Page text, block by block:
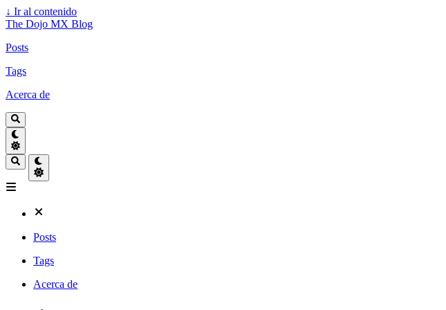
↓ Ir al contenido
The Dojo MX Blog
Posts
Tags
Acerca de
Posts
Tags
Acerca de